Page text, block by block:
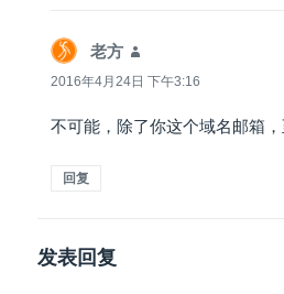
老方
道：
2016年4月24日 下午3:16
不可能，除了你这个域名邮箱
回复
发表回复